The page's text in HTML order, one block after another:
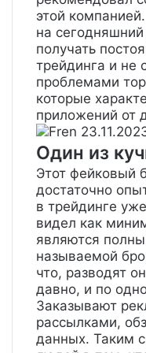
этой
на
получать
трейдинга и не
проблемами
которые
приложений от
Fren
Один из
Этот фейковый
достаточно
в трейдинге
видел как
являются
называемой
что, разводят
давно, и по
Заказывают
рассылками,
данных. Таким